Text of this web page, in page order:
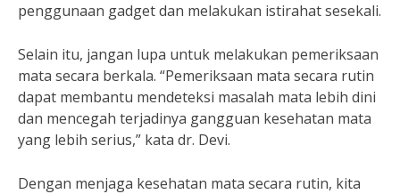
penggunaan gadget dan melakukan istirahat sesekali.
Selain itu, jangan lupa untuk melakukan pemeriksaan
mata secara berkala. “Pemeriksaan mata secara rutin
dapat membantu mendeteksi masalah mata lebih dini
dan mencegah terjadinya gangguan kesehatan mata
yang lebih serius,” kata dr. Devi.
Dengan menjaga kesehatan mata secara rutin, kita